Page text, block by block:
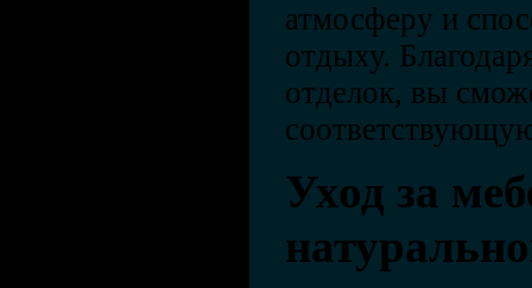
атмосферу и
отдыху.
отделок, вы
Уход за